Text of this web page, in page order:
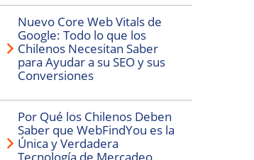
Nuevo Core Web Vitals de
Google: Todo lo que los
Chilenos Necesitan Saber
para Ayudar a su SEO y sus
Conversiones
Por Qué los Chilenos Deben
Saber que WebFindYou es la
Única y Verdadera